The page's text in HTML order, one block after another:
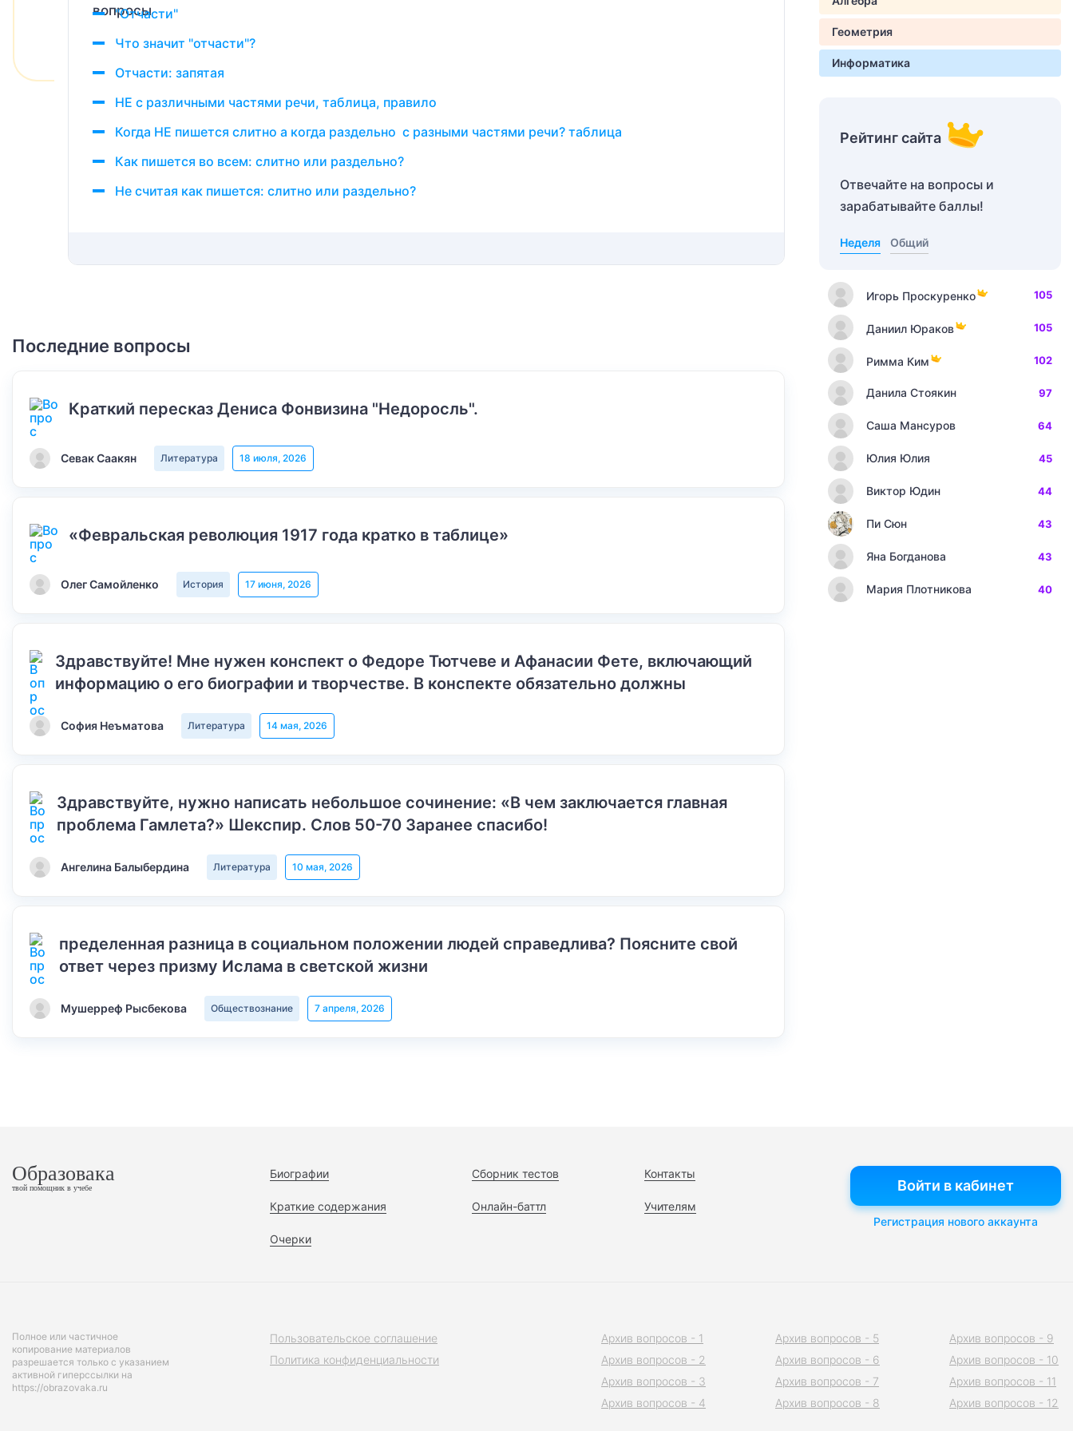
"Отчасти"
Что значит "отчасти"?
Отчасти: запятая
НЕ с различными частями речи, таблица, правило
Когда НЕ пишется слитно а когда раздельно с разными частями речи? таблица
Как пишется во всем: слитно или раздельно?
Не считая как пишется: слитно или раздельно?
Последние вопросы
Краткий пересказ Дениса Фонвизина "Недоросль".
Севак Саакян Литература 18 июля, 2026
«Февральская революция 1917 года кратко в таблице»
Олег Самойленко История 17 июня, 2026
Здравствуйте! Мне нужен конспект о Федоре Тютчеве и Афанасии Фете, включающий
информацию о его биографии и творчестве. В конспекте обязательно должны
София Неъматова Литература 14 мая, 2026
Здравствуйте, нужно написать небольшое сочинение: «В чем заключается главная
проблема Гамлета?» Шекспир. Слов 50-70 Заранее спасибо!
Ангелина Балыбердина Литература 10 мая, 2026
пределенная разница в социальном положении людей справедлива? Поясните свой
ответ через призму Ислама в светской жизни
Мушерреф Рысбекова Обществознание 7 апреля, 2026
Геометрия
Информатика
Рейтинг сайта
Отвечайте на вопросы и
зарабатывайте баллы!
Неделя Общий
Игорь Проскуренко 105
Даниил Юраков 105
Римма Ким 102
Данила Стоякин 97
Саша Мансуров 64
Юлия Юлия 45
Виктор Юдин 44
Пи Сюн 43
Яна Богданова 43
Мария Плотникова 40
Образовака
твой помощник в учебе
Биографии
Краткие содержания
Очерки
Сборник тестов
Онлайн-баттл
Контакты
Учителям
Войти в кабинет
Регистрация нового аккаунта
Полное или частичное
копирование материалов
разрешается только с указанием
активной гиперссылки на
https://obrazovaka.ru
Пользовательское соглашение
Политика конфиденциальности
Архив вопросов - 1
Архив вопросов - 2
Архив вопросов - 3
Архив вопросов - 4
Архив вопросов - 5
Архив вопросов - 6
Архив вопросов - 7
Архив вопросов - 8
Архив вопросов - 9
Архив вопросов - 10
Архив вопросов - 11
Архив вопросов - 12